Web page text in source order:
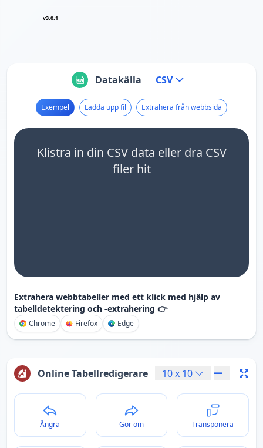
v3.0.1
Datakälla CSV
Exempel Ladda upp fil Extrahera från webbsida
Klistra in din CSV data eller dra CSV
filer hit
Extrahera webbtabeller med ett klick med hjälp av
tabelldetektering och -extrahering 👉
Chrome Firefox Edge
Online Tabellredigerare 10x 10
Ångra Gör om Transponera